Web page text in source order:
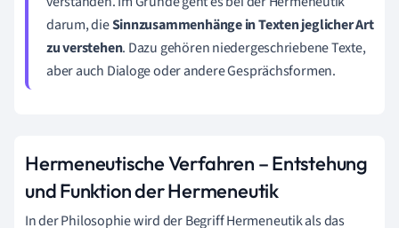
darum, dieSinnzusammenhänge in Texten jeglicher Art
zu verstehen. Dazu gehören niedergeschriebene Texte,
aber auch Dialoge oder andere Gesprächsformen.
Hermeneutische Verfahren – Entstehung
und Funktion der Hermeneutik
In der Philosophie wird der Begriff Hermeneutik als das